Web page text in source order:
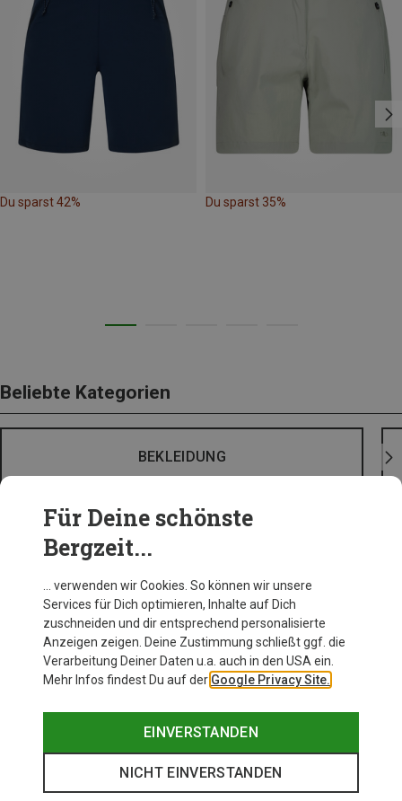
Du sparst 42% Du sparst 35%
Beliebte Kategorien
BEKLEIDUNG
Für Deine schönste
Bergzeit...
… verwenden wir Cookies. So können wir unsere
Services für Dich optimieren, Inhalte auf Dich
zuschneiden und dir entsprechend personalisierte
Anzeigen zeigen. Deine Zustimmung schließt ggf. die
Verarbeitung Deiner Daten u.a. auch in den USA ein.
Mehr Infos findest Du auf der Google Privacy Site.
EINVERSTANDEN
NICHT EINVERSTANDEN